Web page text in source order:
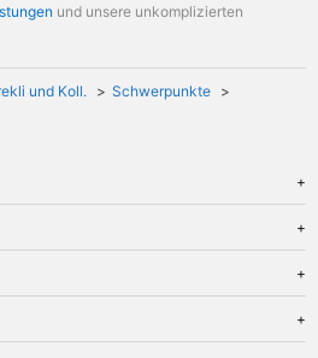
und unsere unkomplizierten
und Koll.
Schwerpunkte